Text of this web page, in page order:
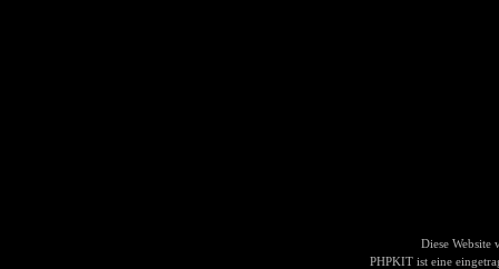
Diese Website
PHPKIT ist eine